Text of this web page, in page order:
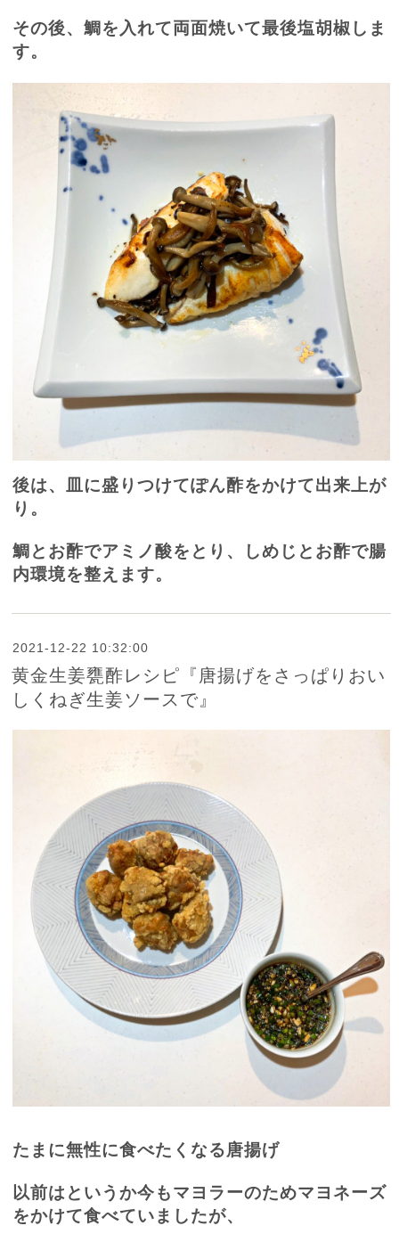
その後、鯛を入れて両面焼いて最後塩胡椒しま
す。
後は、皿に盛りつけてぽん酢をかけて出来上が
り。
鯛とお酢でアミノ酸をとり、しめじとお酢で腸
内環境を整えます。
2021-12-22 10:32:00
黄金生姜甕酢レシピ『唐揚げをさっぱりおい
しくねぎ生姜ソースで』
たまに無性に食べたくなる唐揚げ
以前はというか今もマヨラーのためマヨネーズ
をかけて食べていましたが、